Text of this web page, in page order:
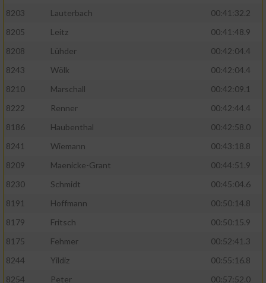
8203
Lauterbach
00:41:32.2
8205
Leitz
00:41:48.9
8208
Lühder
00:42:04.4
8243
Wölk
00:42:04.4
8210
Marschall
00:42:09.1
8222
Renner
00:42:44.4
8186
Haubenthal
00:42:58.0
8241
Wiemann
00:43:18.8
8209
Maenicke-Grant
00:44:51.9
8230
Schmidt
00:45:04.6
8191
Hoffmann
00:50:14.8
8179
Fritsch
00:50:15.9
8175
Fehmer
00:52:41.3
8244
Yildiz
00:55:16.8
8254
Peter 00:57:52.0